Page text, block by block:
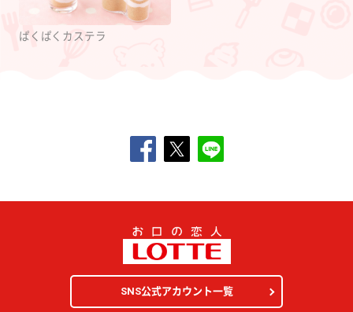
ぱくぱくカステラ
SNS公式アカウント一覧